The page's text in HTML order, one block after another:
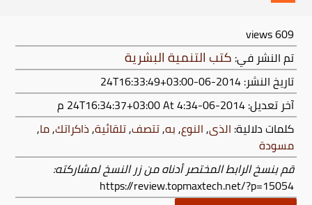
609
views
تم النشر في: كتب التنمية البشرية
تاريخ النشر: 2014-06-24T16:33:49+03:00
آخر تعديل:2014-06-24T16:34:37+03:00
At 4:34 م
كلمات دلالية: الذى,النوع,به,تتصف,تلقائية,ذاكراتك,ما,
مسودة
قم بنسخ الرابط المختصر أدناه من زر النسخ لمشاركته:
https://review.topmaxtech.net/?p=15054